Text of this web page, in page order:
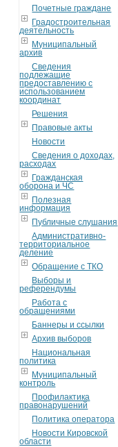
Почетные граждане
Градостроительная
деятельность
Муниципальный
архив
Сведения
подлежащие
предоставлению с
использованием
координат
Решения
Правовые акты
Новости
Сведения о доходах,
расходах
Гражданская
оборона и ЧС
Полезная
информация
Публичные слушания
Административно-
территориальное
деление
Обращение с ТКО
Выборы и
референдумы
Работа с
обращениями
Баннеры и ссылки
Архив выборов
Национальная
политика
Муниципальный
контроль
Профилактика
правонарушений
Политика оператора
Новости Кировской
области